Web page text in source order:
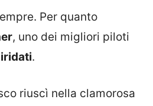
Per quanto
, uno dei migliori piloti
.
riuscì nella clamorosa